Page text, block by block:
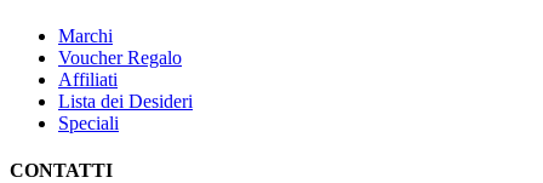
Marchi
Voucher Regalo
Affiliati
Lista dei Desideri
Speciali
CONTATTI